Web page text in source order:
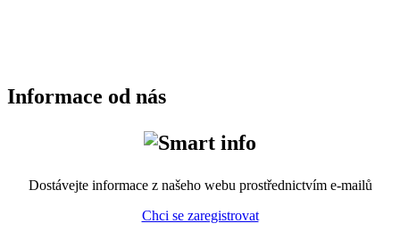
Informace od nás
Dostávejte informace z našeho webu prostřednictvím e-mailů
Chci se zaregistrovat